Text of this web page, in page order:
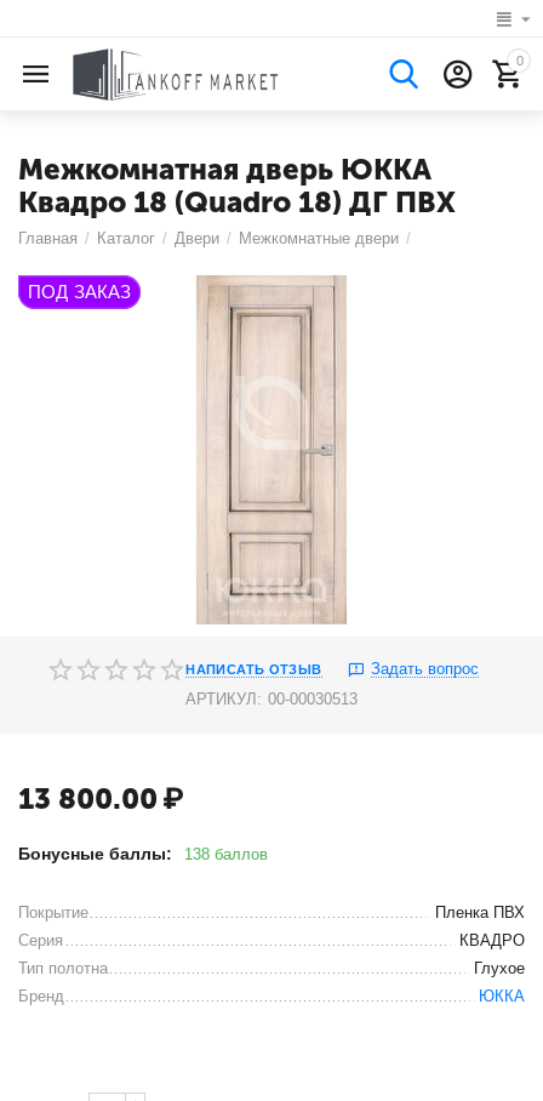
0
Межкомнатная дверь ЮККА
Квадро 18 (Quadro 18) ДГ ПВХ
Главная / Каталог / Двери / Межкомнатные двери /
НАПИСАТЬ ОТЗЫВ
Задать вопрос
АРТИКУЛ: 00-00030513
13 800.00 ₽
Бонусные баллы: 138 баллов
Покрытие
Пленка ПВХ
Серия
КВАДРО
Тип полотна
Глухое
Бренд
ЮККА